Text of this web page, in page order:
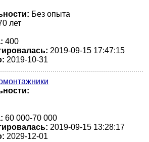
Без опыта
лет
400
2019-09-15 17:47:15
2019-10-31
60 000-70 000
2019-09-15 13:28:17
2029-12-01